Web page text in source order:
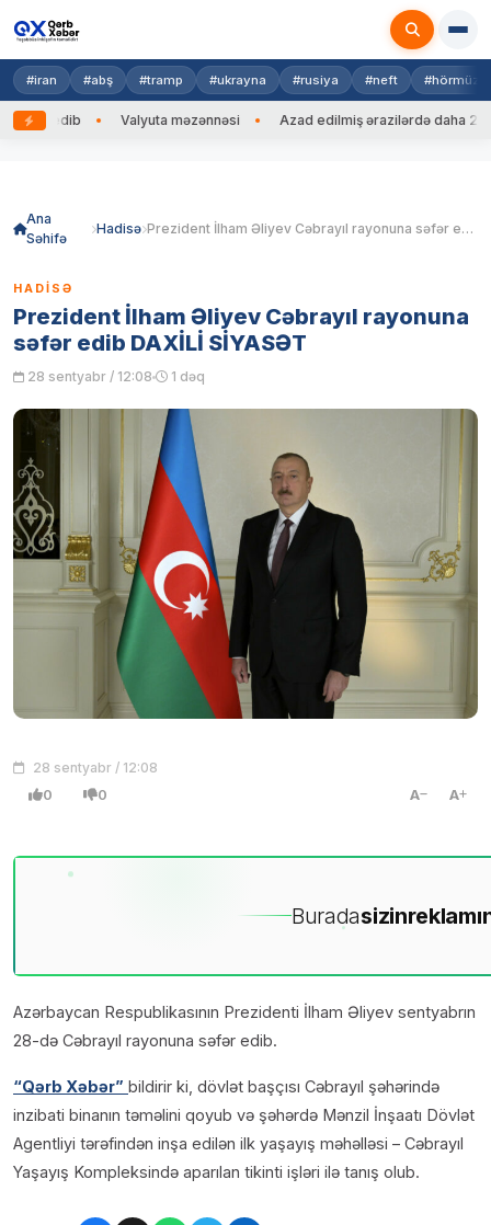
#iran #abş #tramp #ukrayna #rusiya #neft #hörmüz
edib Valyuta məzənnəsi Azad edilmiş ərazilərdə daha 212
Ana
Səhifə
Hadisə Prezident İlham Əliyev Cəbrayıl rayonuna səfər edib DAXİLİ SİYASƏT
HADISƏ
Prezident İlham Əliyev Cəbrayıl rayonuna
səfər edib DAXİLİ SİYASƏT
28 sentyabr / 12:08 1 dəq
28 sentyabr / 12:08
0 0 A A
Buradasizin
Azərbaycan Respublikasının Prezidenti İlham Əliyev sentyabrın
28-də Cəbrayıl rayonuna səfər edib.
“Qərb Xəbər” bildirir ki, dövlət başçısı Cəbrayıl şəhərində
inzibati binanın təməlini qoyub və şəhərdə Mənzil İnşaatı Dövlət
Agentliyi tərəfindən inşa edilən ilk yaşayış məhəlləsi – Cəbrayıl
Yaşayış Kompleksində aparılan tikinti işləri ilə tanış olub.